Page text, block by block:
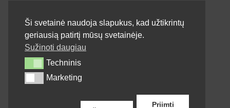
Michelin
Mitas
Pirelli
Shinko
Ši svetainė naudoja slapukus, kad užtikrintų
geriausią patirtį mūsų svetainėje.
Sužinoti daugiau
TechninisTechninis
MarketingMarketing
Priimti